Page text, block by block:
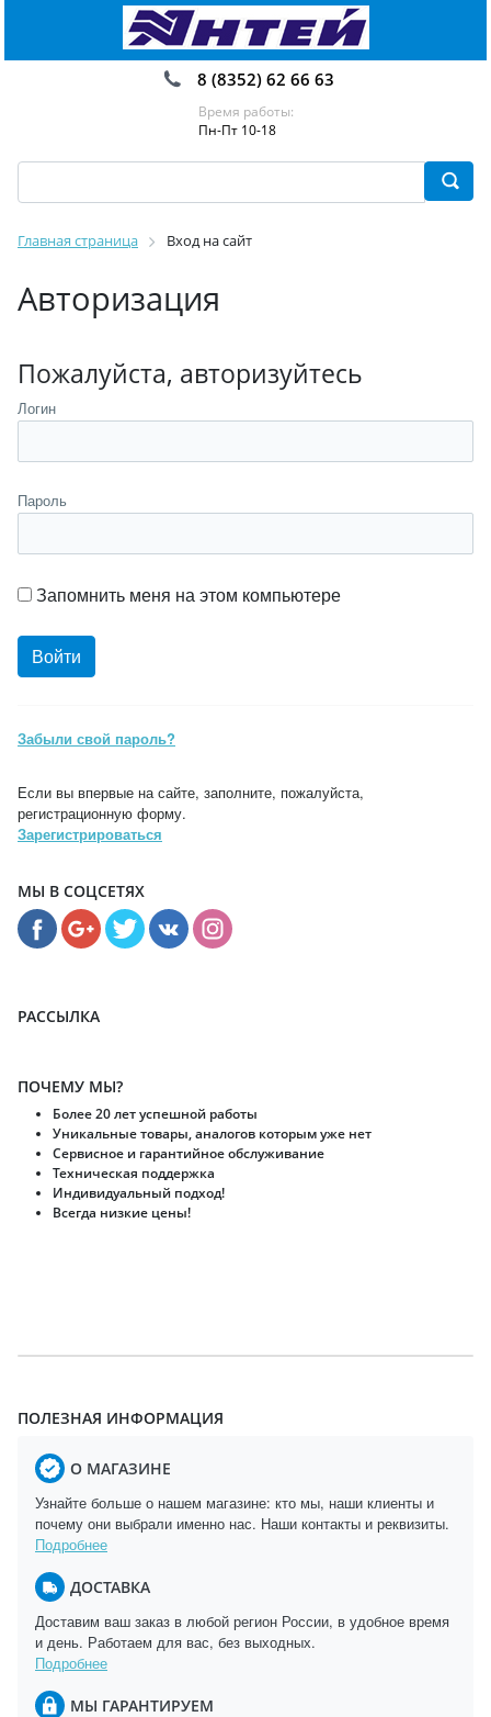
8 (8352) 62 66 63
Время работы:
Пн-Пт 10-18
Главная страница Вход на сайт
Авторизация
Пожалуйста, авторизуйтесь
Логин
Пароль
Запомнить меня на этом компьютере
Забыли свой пароль?
Если вы впервые на сайте, заполните, пожалуйста,
регистрационную форму.
Зарегистрироваться
МЫ В СОЦСЕТЯХ
РАССЫЛКА
ПОЧЕМУ МЫ?
Более 20 лет успешной работы
Уникальные товары, аналогов которым уже нет
Сервисное и гарантийное обслуживание
Техническая поддержка
Индивидуальный подход!
Всегда низкие цены!
ПОЛЕЗНАЯ ИНФОРМАЦИЯ
О МАГАЗИНЕ
Узнайте больше о нашем магазине: кто мы, наши клиенты и
почему они выбрали именно нас. Наши контакты и реквизиты.
Подробнее
ДОСТАВКА
Доставим ваш заказ в любой регион России, в удобное время
и день. Работаем для вас, без выходных.
Подробнее
МЫ ГАРАНТИРУЕМ